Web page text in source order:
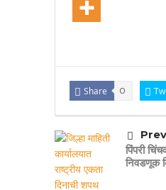
Share 0
पिंपरी
निवडणूक